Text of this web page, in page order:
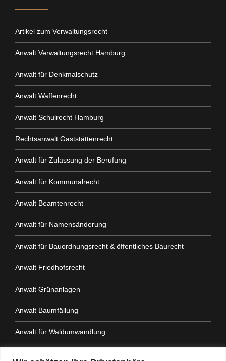
Artikel zum Verwaltungsrecht
Anwalt Verwaltungsrecht Hamburg
Anwalt für Denkmalschutz
Anwalt Waffenrecht
Anwalt Schulrecht Hamburg
Rechtsanwalt Gaststättenrecht
Anwalt für Zulassung der Berufung
Anwalt für Kommunalrecht
Anwalt Beamtenrecht
Anwalt für Namensänderung
Anwalt für Bauordnungsrecht & öffentliches Baurecht
Anwalt Friedhofsrecht
Anwalt Grünanlagen
Anwalt Baumfällung
Anwalt für Waldumwandlung